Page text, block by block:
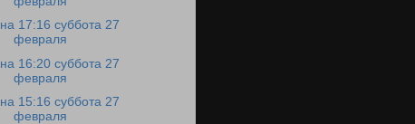
на 17:16 суббота 27
февраля
на 16:20 суббота 27
февраля
на 15:16 суббота 27
февраля